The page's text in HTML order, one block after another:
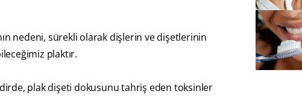
nedeni, sürekli olarak dişlerin ve dişetlerinin
plaktır.
plak dişeti dokusunu tahriş eden toksinler